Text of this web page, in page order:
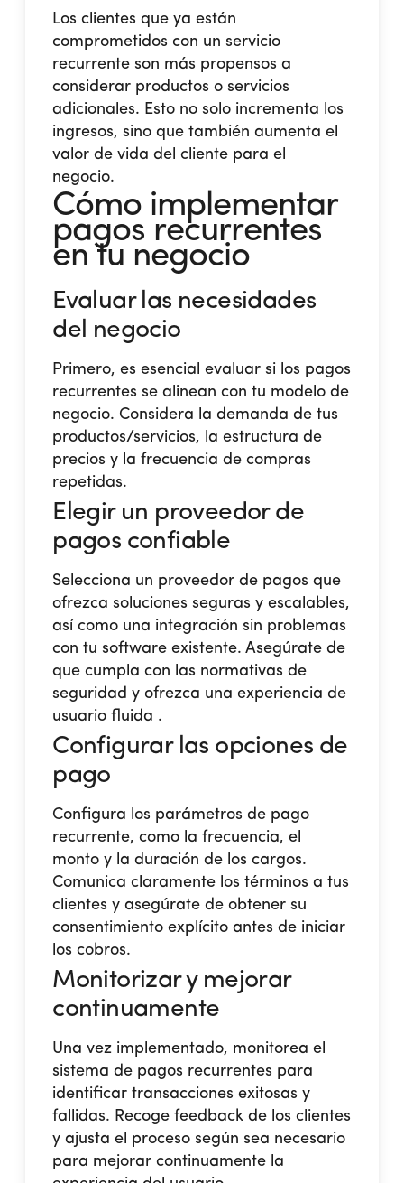
Los clientes que ya están
comprometidos con un servicio
recurrente son más propensos a
considerar productos o servicios
adicionales. Esto no solo incrementa los
ingresos, sino que también aumenta el
valor de vida del cliente para el
negocio.
Cómo implementar
pagos recurrentes
en tu negocio
Evaluar las necesidades
del negocio
Primero, es esencial evaluar si los pagos
recurrentes se alinean con tu modelo de
negocio. Considera la demanda de tus
productos/servicios, la estructura de
precios y la frecuencia de compras
repetidas.
Elegir un proveedor de
pagos confiable
Selecciona un proveedor de pagos que
ofrezca soluciones seguras y escalables,
así como una integración sin problemas
con tu software existente. Asegúrate de
que cumpla con las normativas de
seguridad y ofrezca una experiencia de
usuario fluida​ .
Configurar las opciones de
pago
Configura los parámetros de pago
recurrente, como la frecuencia, el
monto y la duración de los cargos.
Comunica claramente los términos a tus
clientes y asegúrate de obtener su
consentimiento explícito antes de iniciar
los cobros.
Monitorizar y mejorar
continuamente
Una vez implementado, monitorea el
sistema de pagos recurrentes para
identificar transacciones exitosas y
fallidas. Recoge feedback de los clientes
y ajusta el proceso según sea necesario
para mejorar continuamente la